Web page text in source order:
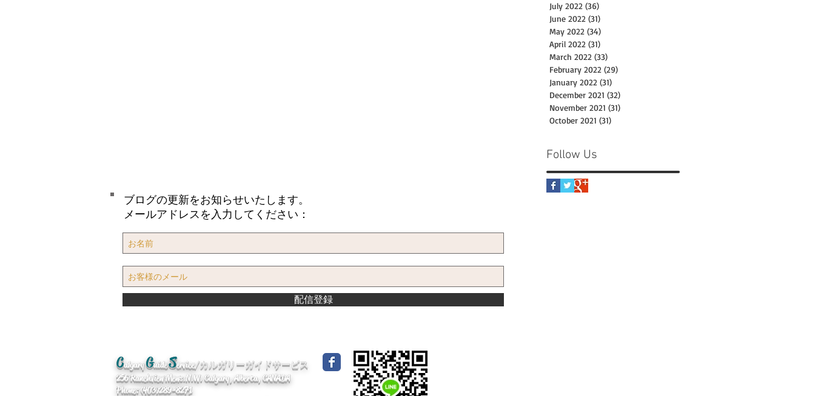
July 2022 (36)
June 2022 (31)
May 2022 (34)
April 2022 (31)
March 2022 (33)
February 2022 (29)
January 2022 (31)
December 2021 (32)
November 2021 (31)
October 2021 (31)
Follow Us
ブログの更新をお知らせいたします。
メールアドレスを入力してください：
配信登録
CalgaryGuideService/カルガリーガイドサービス
256 Ranchview Mews. N.W. Calgary, Alberta, CANADA
Phone: (403)289-8271